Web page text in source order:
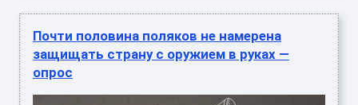
Почти половина поляков не намерена
защищать страну с оружием в руках —
опрос